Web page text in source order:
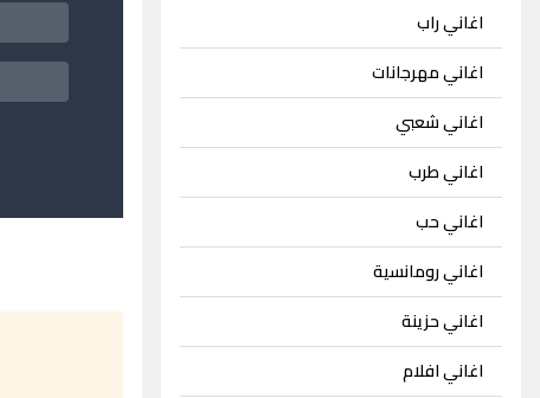
اغاني راب
اغاني مهرجانات
اغاني شعبي
اغاني طرب
اغاني حب
اغاني رومانسية
اغاني حزينة
اغاني افلام